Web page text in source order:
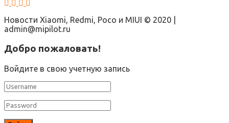
Новости Xiaomi, Redmi, Poco и MIUI © 2020 |
admin@mipilot.ru
Добро пожаловать!
Войдите в свою учетную запись